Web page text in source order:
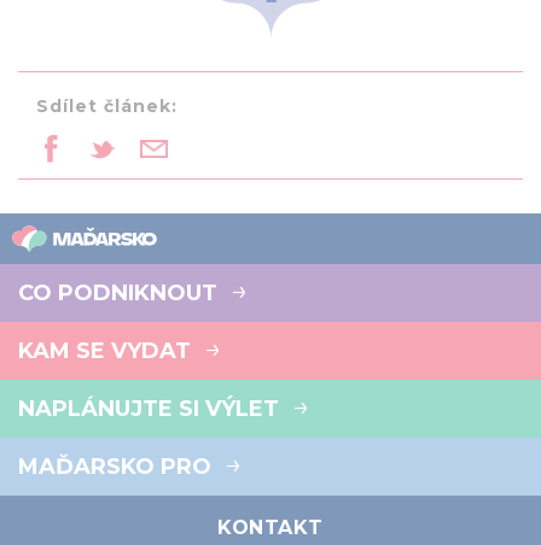
Sdílet článek:
CO PODNIKNOUT
KAM SE VYDAT
NAPLÁNUJTE SI VÝLET
MAĎARSKO PRO
KONTAKT